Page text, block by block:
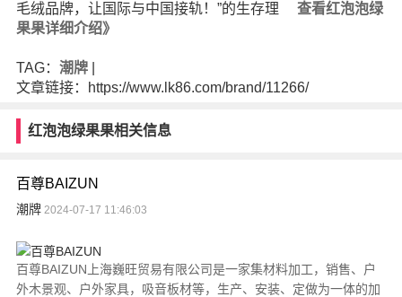
毛绒品牌，让国际与中国接轨！”的生存理 查看红泡泡绿
果果详细介绍》
TAG： 潮牌|
文章链接：https://www.lk86.com/brand/11266/
红泡泡绿果果相关信息
百尊BAIZUN
潮牌2024-07-17 11:46:03
百尊BAIZUN上海巍旺贸易有限公司是一家集材料加工，销售、户
外木景观、户外家具，吸音板材等，生产、安装、定做为一体的加